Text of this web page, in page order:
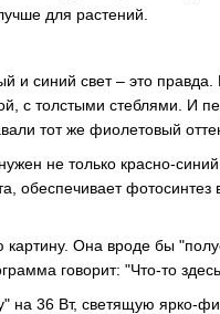
для растений.
синий свет – это правда.
с толстыми стеблями. И
тот же фиолетовый
не только красно-
обеспечивает
Она вроде бы
говорит: "Что-то
36 Вт, светящую ярко-